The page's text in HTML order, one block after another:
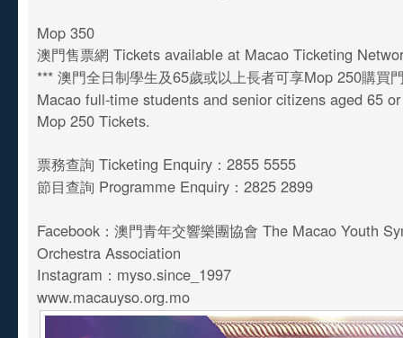
Mop 350
澳門售票網 Tickets available at Macao Ticketing
*** 澳門全日制學生及65歲或以上長者可享Mop 250購買
Macao full-time students and senior citizens aged 65
Mop 250 Tickets.
票務查詢 Ticketing Enquiry：2855 5555
節目查詢 Programme Enquiry：2825 2899
Facebook：澳門青年交響樂團協會 The Macao Youth
Orchestra Association
Instagram：myso.since_1997
www.macauyso.org.mo